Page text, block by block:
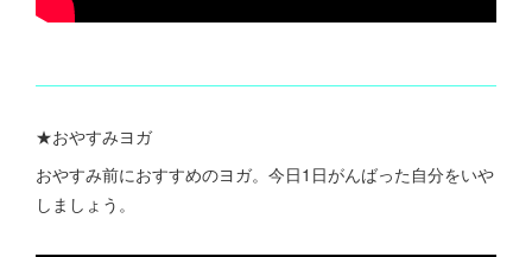
★おやすみヨガ
おやすみ前におすすめのヨガ。今日1日がんばった自分をいや
しましょう。